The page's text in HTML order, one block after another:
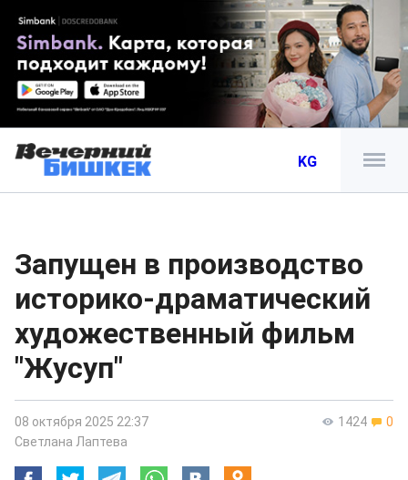
KG
Запущен в производство
историко-драматический
художественный фильм
"Жусуп"
1424 0
08 октября 2025 22:37
Светлана Лаптева